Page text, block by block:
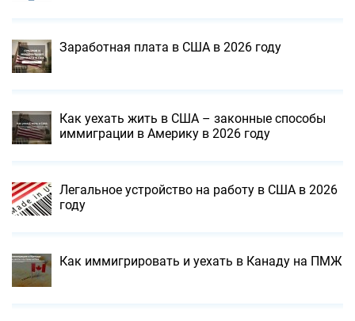
Заработная плата в США в 2026 году
Как уехать жить в США – законные способы
иммиграции в Америку в 2026 году
Легальное устройство на работу в США в 2026
году
Как иммигрировать и уехать в Канаду на ПМЖ